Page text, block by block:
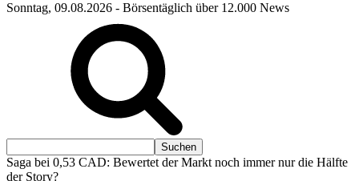
Sonntag, 09.08.2026 - Börsentäglich über 12.000 News
Saga bei 0,53 CAD: Bewertet der Markt noch immer nur die Hälfte
der Story?